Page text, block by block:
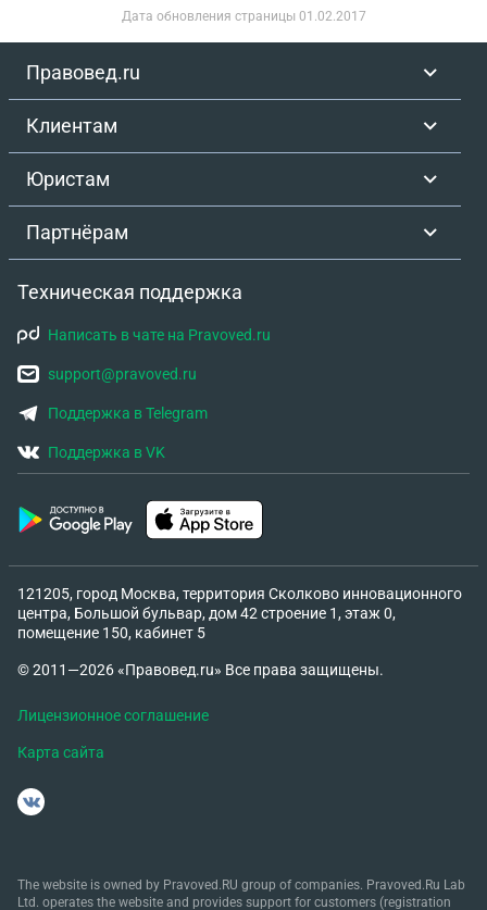
Дата обновления страницы 01.02.2017
Правовед.ru
Клиентам
Юристам
Партнёрам
Техническая поддержка
Написать в чате на Pravoved.ru
support@pravoved.ru
Поддержка в Telegram
Поддержка в VK
121205, город Москва, территория Сколково инновационного
центра, Большой бульвар, дом 42 строение 1, этаж 0,
помещение 150, кабинет 5
© 2011—2026 «Правовед.ru» Все права защищены.
Лицензионное соглашение
Карта сайта
The website is owned by Pravoved.RU group of companies. Pravoved.Ru Lab
Ltd. operates the website and provides support for customers (registration